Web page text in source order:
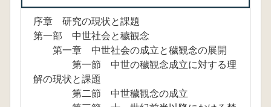
序章 研究の現状と課題
第一部 中世社会と穢観念
第一章 中世社会の成立と穢観念の展開
第一節 中世の穢観念成立に対する理
解の現状と課題
第二節 中世穢観念の成立